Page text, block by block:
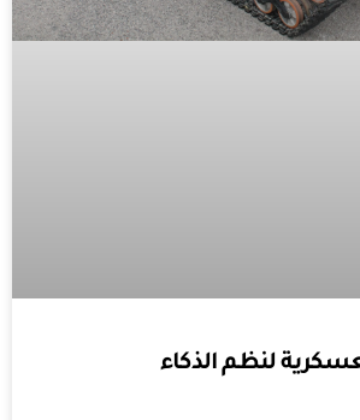
لنظم الذكاء